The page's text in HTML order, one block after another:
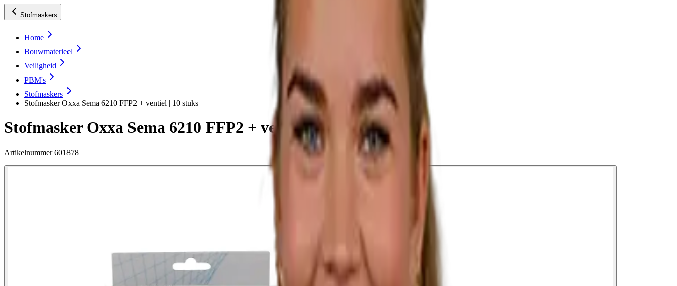
Stofmaskers
Home
Bouwmaterieel
Veiligheid
PBM's
Stofmaskers
Stofmasker Oxxa Sema 6210 FFP2 + ventiel | 10 stuks
Stofmasker Oxxa Sema 6210 FFP2 + ventiel | 10 stuks
Artikelnummer 601878